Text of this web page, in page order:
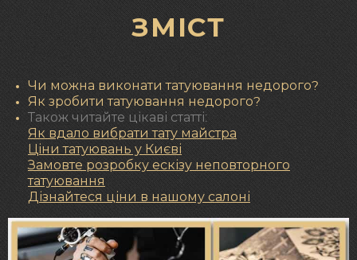
ЗМІСТ
Чи можна виконати татуювання недорого?
Як зробити татуювання недорого?
Також читайте цікаві статті:
Як вдало вибрати тату майстра
Ціни татуювань у Києві
Замовте розробку ескізу неповторного
татуювання
Дізнайтеся ціни в нашому салоні